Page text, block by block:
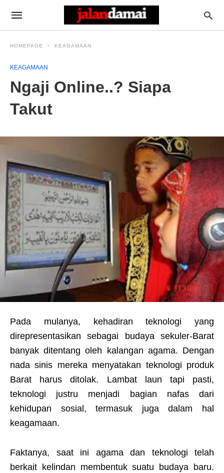
HOMEPAGE KEAGAMAAN
KEAGAMAAN
Ngaji Online..? Siapa
Takut
Pada mulanya, kehadiran teknologi yang
direpresentasikan sebagai budaya sekuler-Barat
banyak ditentang oleh kalangan agama. Dengan
nada sinis mereka menyatakan teknologi produk
Barat harus ditolak. Lambat laun tapi pasti,
teknologi justru menjadi bagian nafas dari
kehidupan sosial, termasuk juga dalam hal
keagamaan.
Faktanya, saat ini agama dan teknologi telah
berkait kelindan membentuk suatu budaya baru.